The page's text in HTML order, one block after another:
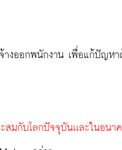
จ้างออกพนักงาน เพื่อแก้ปัญห
สมกับโลกปัจจุบันเเละในอนา